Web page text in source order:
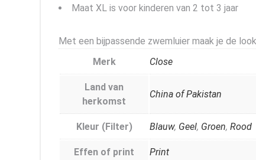
Maat XL is voor kinderen van 2 tot 3 jaar
Met een bijpassende zwemluier maak je de
Merk
Close
Land van
herkomst
China of Pakistan
Kleur (Filter) Blauw, Geel, Groen, Rood
Effen of print Print